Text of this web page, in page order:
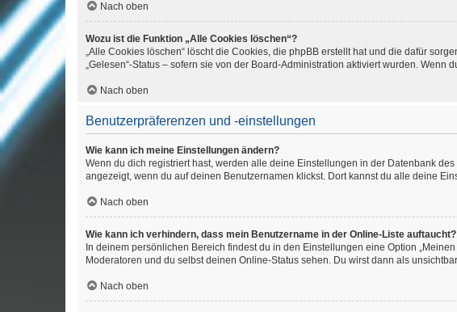
Nach oben
Wozu ist die Funktion „Alle Cookies löschen“?
„Alle Cookies löschen“ löscht die Cookies, die phpBB erstellt hat und die dafür
„Gelesen“-Status – sofern sie von der Board-Administration aktiviert wurden.
Nach oben
Benutzerpräferenzen und -einstellungen
Wie kann ich meine Einstellungen ändern?
Wenn du dich registriert hast, werden alle deine Einstellungen in der Datenbank
angezeigt, wenn du auf deinen Benutzernamen klickst. Dort kannst du alle deine
Nach oben
Wie kann ich verhindern, dass mein Benutzername in der Online-Liste auftaucht?
In deinem persönlichen Bereich findest du in den Einstellungen eine Option
Moderatoren und du selbst deinen Online-Status sehen. Du wirst dann als
Nach oben